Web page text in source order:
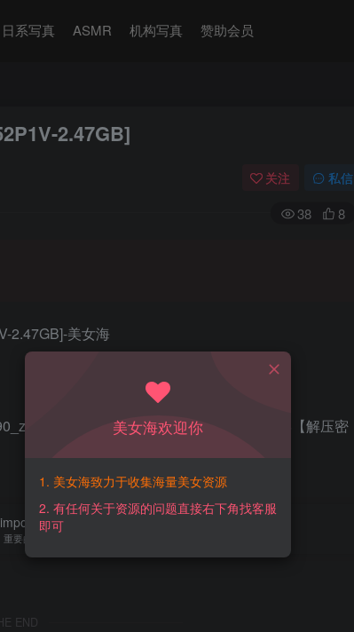
日系写真 ASMR 机构写真 赞助会员
2.47GB]
关注 私信
38 8
【提取码】：yxr8【解压密
not to stop after the start.
要的是开始之后就不要停止
END
美女海欢迎你
1. 美女海致力于收集海量美女资源
2. 有任何关于资源的问题直接右下角找客服
即可